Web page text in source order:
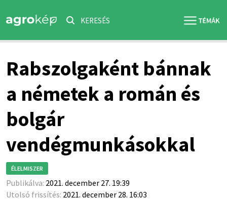
KERESÉS
Rabszolgaként bánnak
a németek a román és
bolgár
vendégmunkásokkal
ÉLELMISZER
Publikálva: 2021. december 27. 19:39
Utolsó frissítés: 2021. december 28. 16:03